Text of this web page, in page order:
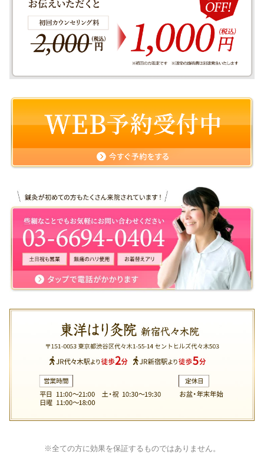
※全ての方に効果を保証するものではありません。